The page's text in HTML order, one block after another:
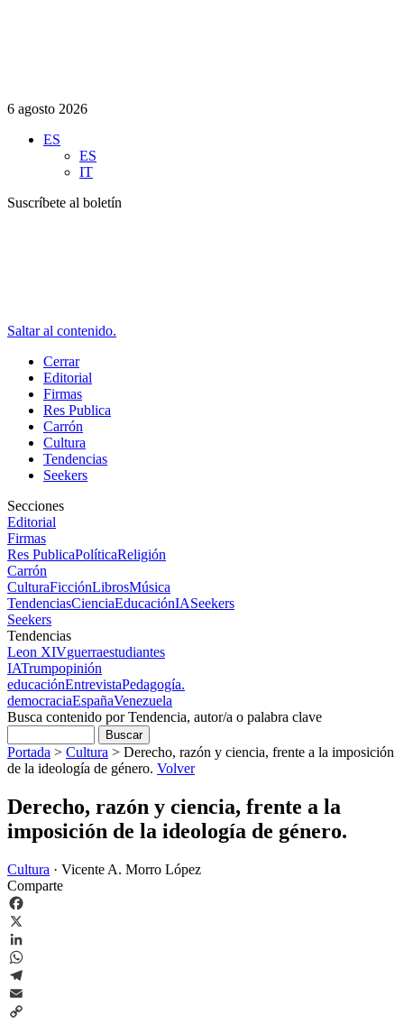
6 agosto 2026
ES
ES
IT
Suscríbete al boletín
Saltar al contenido.
Cerrar
Editorial
Firmas
Res Publica
Carrón
Cultura
Tendencias
Seekers
Secciones
Editorial
Firmas
Res PublicaPolíticaReligión
Carrón
CulturaFicciónLibrosMúsica
TendenciasCienciaEducaciónIASeekers
Seekers
Tendencias
Leon XIVguerraestudiantes
IATrumpopinión
educaciónEntrevistaPedagogía.
democraciaEspañaVenezuela
Busca contenido por Tendencia, autor/a o palabra clave
Portada > Cultura > Derecho, razón y ciencia, frente a la imposición
de la ideología de género. Volver
Derecho, razón y ciencia, frente a la
imposición de la ideología de género.
Cultura · Vicente A. Morro López
Comparte
Facebook
X
LinkedIn
WhatsApp
Telegram
Email